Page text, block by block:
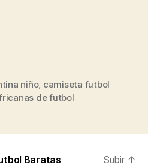
niño, camiseta futbol
de futbol
Baratas Subir ↑